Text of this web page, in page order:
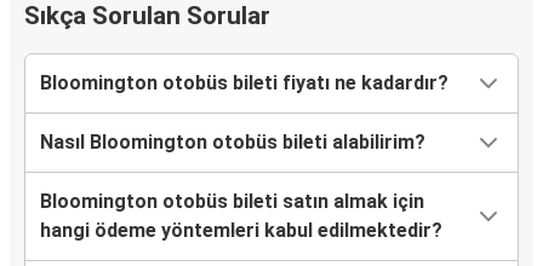
Sıkça Sorulan Sorular
Bloomington otobüs bileti fiyatı ne kadardır?
Nasıl Bloomington otobüs bileti alabilirim?
Bloomington otobüs bileti satın almak için
hangi ödeme yöntemleri kabul edilmektedir?